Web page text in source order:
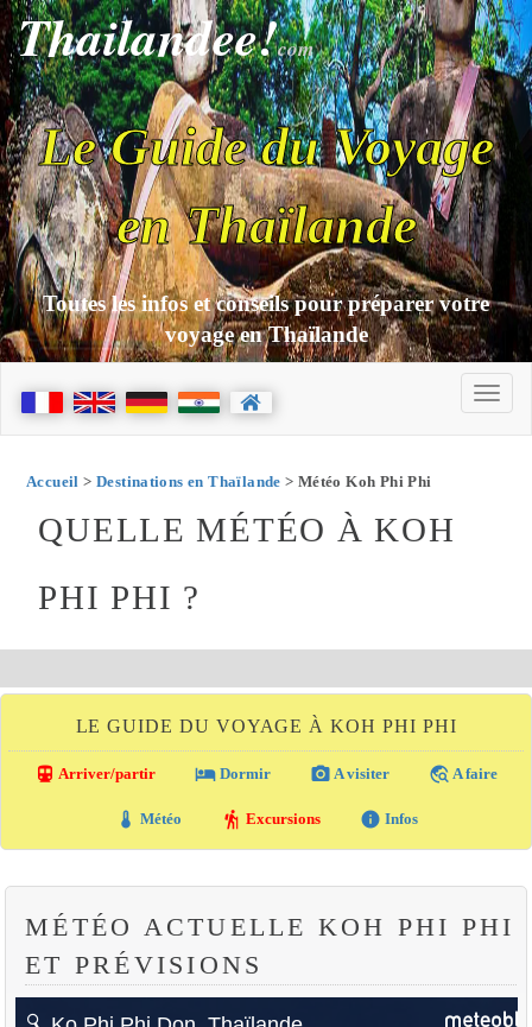
Thailandee!com
Le Guide du Voyage
en Thaïlande
Toutes les infos et conseils pour préparer votre
voyage en Thaïlande
Accueil > Destinations en Thaïlande > Météo Koh Phi Phi
QUELLE MÉTÉO À KOH
PHI PHI ?
LE GUIDE DU VOYAGE À KOH PHI PHI
directions_transit Arriver/partir local_hotel Dormir photo_camera A visiter travel_explore A faire
thermostat Météo hiking Excursions info Infos
MÉTÉO ACTUELLE KOH PHI PHI
ET PRÉVISIONS